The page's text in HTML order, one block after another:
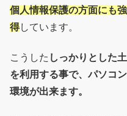
個人情報保護の方面にも
得しています。
こうした しっかりとした
を利用する事で、パソコ
環境が出来ます。